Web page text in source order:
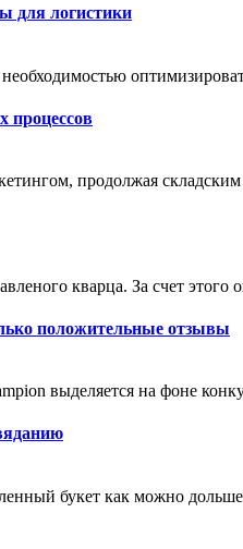
для логистики
процессов
продолжая
кварца. За счет этого
положительные отзывы
выделяется на фоне
букет как можно дольше